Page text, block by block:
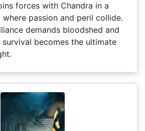
forces with Chandra in a
passion and peril collide.
demands bloodshed and
becomes the ultimate